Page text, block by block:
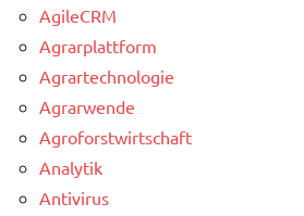
AgileCRM
Agrarplattform
Agrartechnologie
Agrarwende
Agroforstwirtschaft
Analytik
Antivirus